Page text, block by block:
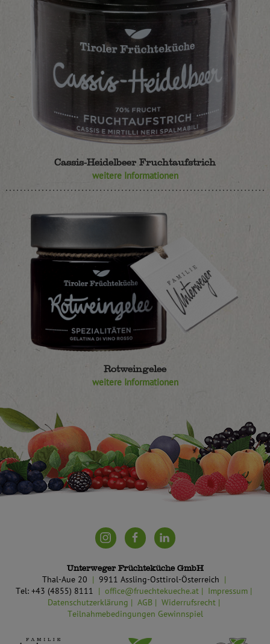
Cassis-Heidelbeer Fruchtaufstrich
weitere Informationen
Rotweingelee
weitere Informationen
Unterweger Früchteküche GmbH
Thal-Aue 20
9911 Assling-Osttirol-Österreich
Tel: +43 (4855) 8111
office@fruechtekueche.at
Impressum
Datenschutzerklärung
AGB
Widerrufsrecht
Teilnahmebedingungen Gewinnspiel